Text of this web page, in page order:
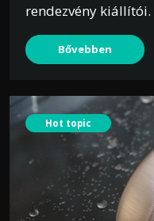
rendezvény kiállítói.
Bővebben
Hot topic